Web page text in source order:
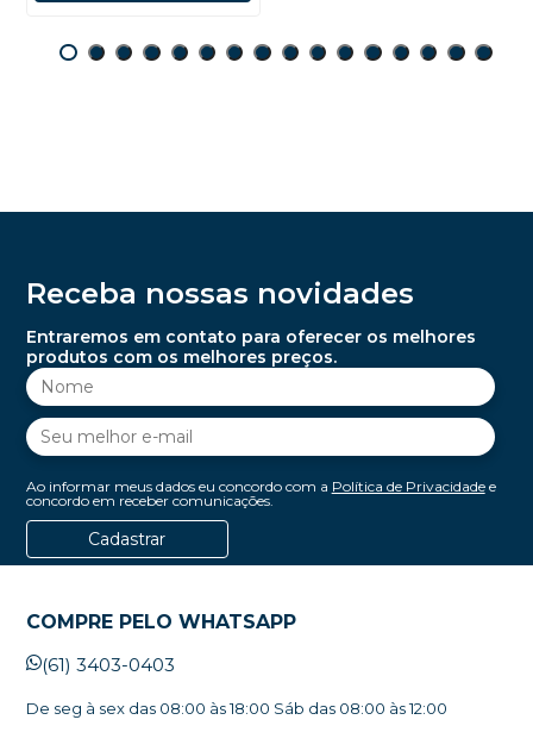
Receba nossas novidades
Entraremos em contato para oferecer os melhores
produtos com os melhores preços.
Ao informar meus dados eu concordo com a Política de Privacidadee
concordo em receber comunicações.
Cadastrar
COMPRE PELO WHATSAPP
(61) 3403-0403
De seg à sex das 08:00 às 18:00 Sáb das 08:00 às 12:00